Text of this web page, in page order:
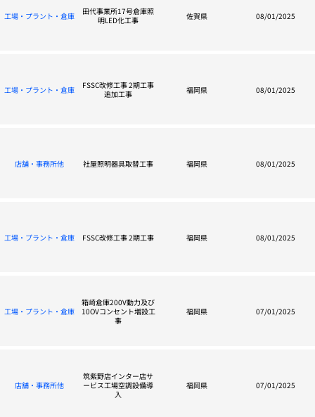
工場・プラント・倉庫
田代事業所17号倉庫照
明LED化工事
佐賀県 08/01/2025
工場・プラント・倉庫
FSSC改修工事 2期工事
追加工事
福岡県 08/01/2025
店舗・事務所他 社屋照明器具取替工事 福岡県 08/01/2025
工場・プラント・倉庫 FSSC改修工事 2期工事 福岡県 08/01/2025
工場・プラント・倉庫
箱崎倉庫200V動力及び
10OVコンセント増設工
事
福岡県 07/01/2025
店舗・事務所他
筑紫野店インター店サ
ービス工場空調設備導
入
福岡県 07/01/2025